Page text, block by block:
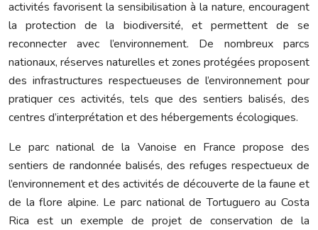
activités favorisent la sensibilisation à la nature, encouragent
la protection de la biodiversité, et permettent de se
reconnecter avec l’environnement. De nombreux parcs
nationaux, réserves naturelles et zones protégées proposent
des infrastructures respectueuses de l’environnement pour
pratiquer ces activités, tels que des sentiers balisés, des
centres d’interprétation et des hébergements écologiques.
Le parc national de la Vanoise en France propose des
sentiers de randonnée balisés, des refuges respectueux de
l’environnement et des activités de découverte de la faune et
de la flore alpine. Le parc national de Tortuguero au Costa
Rica est un exemple de projet de conservation de la